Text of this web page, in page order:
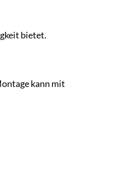
bietet.
kann mit